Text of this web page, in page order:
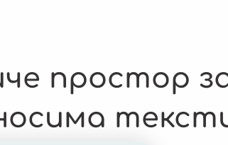
простор